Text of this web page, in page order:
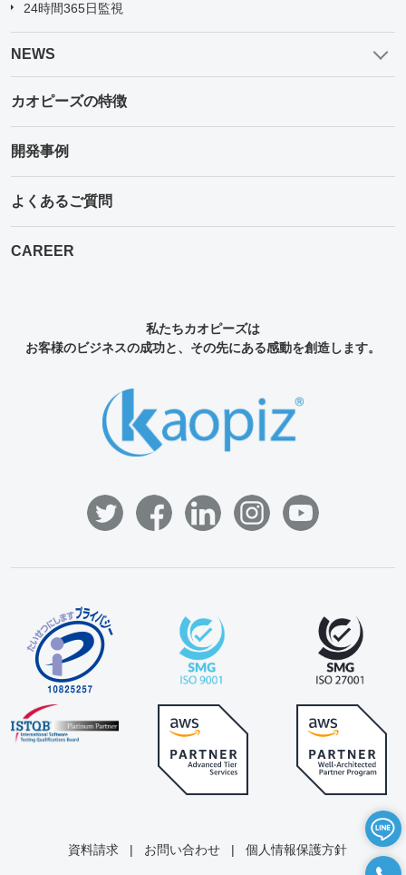
24時間365日監視
NEWS
カオピーズの特徴
開発事例
よくあるご質問
CAREER
私たちカオピーズは
お客様のビジネスの成功と、その先にある感動を創造します。
資料請求 | お問い合わせ | 個人情報保護方針